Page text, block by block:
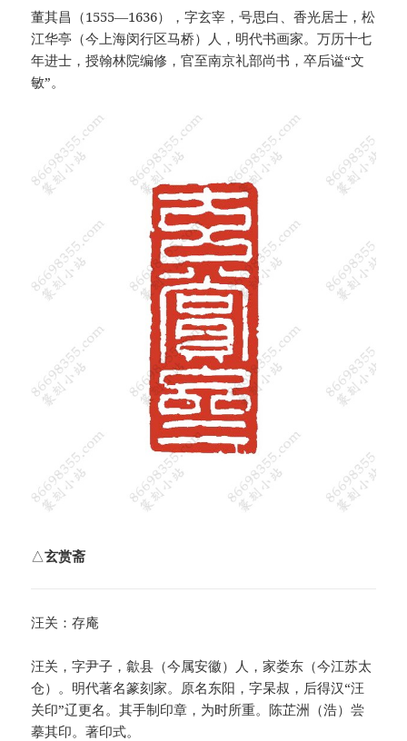
董其昌（1555—1636），字玄宰，号思白、香光居士，松
江华亭（今上海闵行区马桥）人，明代书画家。万历十七
年进士，授翰林院编修，官至南京礼部尚书，卒后谥“文
敏”。
△玄赏斋
汪关：存庵
汪关，字尹子，歙县（今属安徽）人，家娄东（今江苏太
仓）。明代著名篆刻家。原名东阳，字杲叔，后得汉“汪
关印”辽更名。其手制印章，为时所重。陈芷洲（浩）尝
摹其印。著印式。